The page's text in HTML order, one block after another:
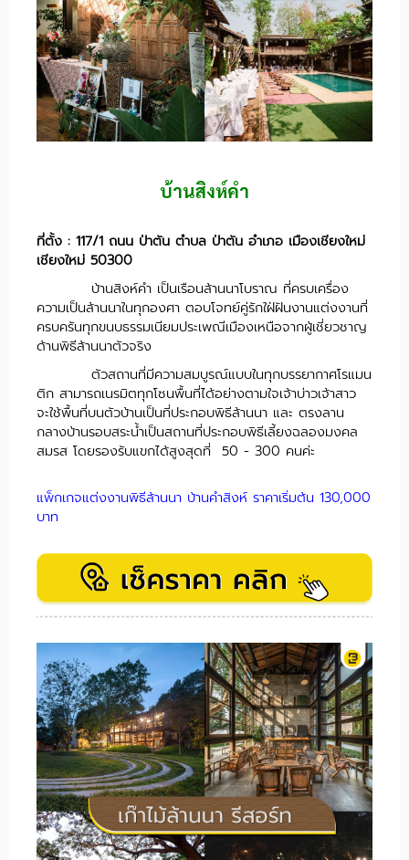
บ้านสิงห์คำ
ที่ตั้ง : 117/1 ถนน ป่าตัน ตำบล ป่าตัน อำเภอ เมืองเชียงใหม่
เชียงใหม่ 50300
บ้านสิงห์คำ เป็นเรือนล้านนาโบราณ ที่ครบเครื่อง
ความเป็นล้านนาในทุกองศา ตอบโจทย์คู่รักใฝ่ฝันงานแต่งงานที่
ครบครันทุกขนบธรรมเนียมประเพณีเมืองเหนือจากผู้เชี่ยวชาญ
ด้านพิธีล้านนาตัวจริง
ตัวสถานที่มีความสมบูรณ์แบบในทุกบรรยากาศโรแมน
ติก สามารถเนรมิตทุกโซนพื้นที่ได้อย่างตามใจเจ้าบ่าวเจ้าสาว
จะใช้พื้นที่บนตัวบ้านเป็นที่ประกอบพิธีล้านนา และ ตรงลาน
กลางบ้านรอบสระน้ำเป็นสถานที่ประกอบพิธีเลี้ยงฉลองมงคล
สมรส โดยรองรับแขกได้สูงสุดที่ 50 - 300 คนค่ะ
แพ็กเกจแต่งงานพิธีล้านนา บ้านคำสิงห์ ราคาเริ่มต้น 130,000
บาท